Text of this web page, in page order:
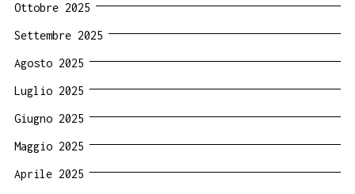
Ottobre 2025
Settembre 2025
Agosto 2025
Luglio 2025
Giugno 2025
Maggio 2025
Aprile 2025